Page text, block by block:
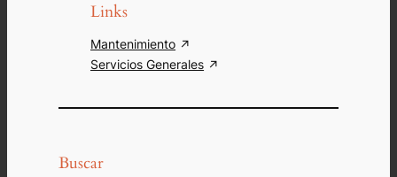
Links
Mantenimiento
Servicios Generales
Buscar